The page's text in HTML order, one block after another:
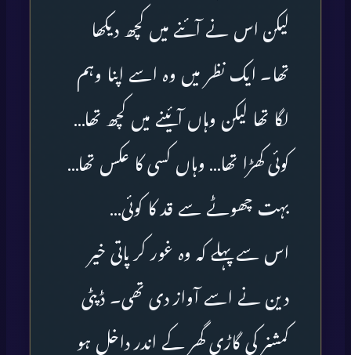
لیکن اس نے آئنے میں کچھ دیکھا
تھا۔ ایک نظر میں وہ اسے اپنا وہم
لگا تھا لیکن وہاں آئینے میں کچھ تھا…
کوئی کھڑا تھا… وہاں کسی کا عکس تھا…
بہت چھوٹے سے قد کا کوئی…
اس سے پہلے کہ وہ غور کر پاتی خیر
دین نے اسے آواز دی تھی۔ ڈپٹی
کمشنر کی گاڑی گھر کے اندر داخل ہو